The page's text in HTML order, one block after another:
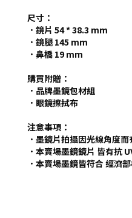
尺寸：
．鏡片 54 * 38.3 mm
．鏡腿 145 mm
．鼻橋 19 mm
購買附贈：
． 品牌墨鏡包材組
．眼鏡擦拭布
注意事項：
．墨鏡片拍攝因光線角度
．本賣場墨鏡鏡片 皆有抗
．本賣場墨鏡皆符合 經濟